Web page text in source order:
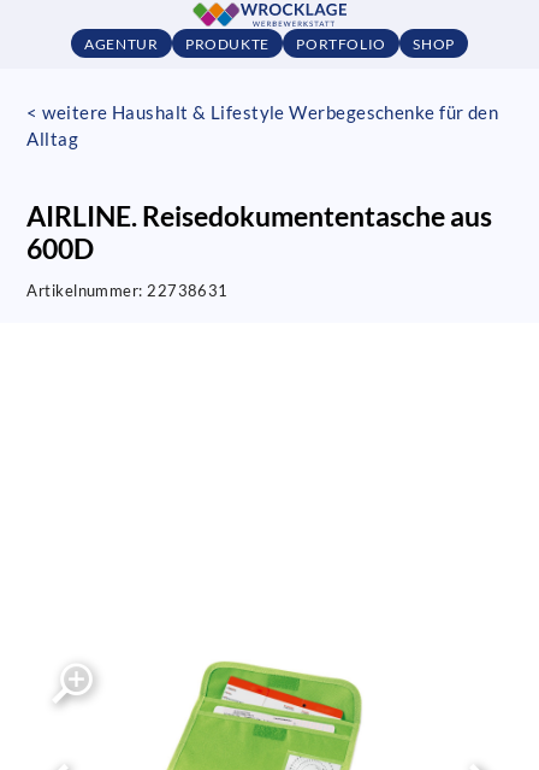
AGENTUR PRODUKTE PORTFOLIO SHOP
< weitere Haushalt & Lifestyle Werbegeschenke für den
Alltag
AIRLINE. Reisedokumententasche aus
600D
Artikelnummer: 22738631